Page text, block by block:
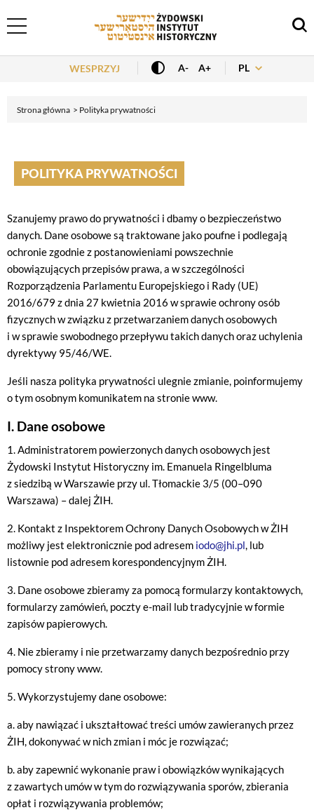
Header Menu
WESPRZYJ A- A+ PL
Strona główna Polityka prywatności
POLITYKA PRYWATNOŚCI
Szanujemy prawo do prywatności i dbamy o bezpieczeństwo
danych. Dane osobowe są traktowane jako poufne i podlegają
ochronie zgodnie z postanowieniami powszechnie
obowiązujących przepisów prawa, a w szczególności
Rozporządzenia Parlamentu Europejskiego i Rady (UE)
2016/679 z dnia 27 kwietnia 2016 w sprawie ochrony osób
fizycznych w związku z przetwarzaniem danych osobowych
i w sprawie swobodnego przepływu takich danych oraz uchylenia
dyrektywy 95/46/WE.
Jeśli nasza polityka prywatności ulegnie zmianie, poinformujemy
o tym osobnym komunikatem na stronie www.
I. Dane osobowe
1. Administratorem powierzonych danych osobowych jest
Żydowski Instytut Historyczny im. Emanuela Ringelbluma
z siedzibą w Warszawie przy ul. Tłomackie 3/5 (00–090
Warszawa) – dalej ŻIH.
2. Kontakt z Inspektorem Ochrony Danych Osobowych w ŻIH
możliwy jest elektronicznie pod adresem iodo@jhi.pl, lub
listownie pod adresem korespondencyjnym ŻIH.
3. Dane osobowe zbieramy za pomocą formularzy kontaktowych,
formularzy zamówień, poczty e-mail lub tradycyjnie w formie
zapisów papierowych.
4. Nie zbieramy i nie przetwarzamy danych bezpośrednio przy
pomocy strony www.
5. Wykorzystujemy dane osobowe:
a. aby nawiązać i ukształtować treści umów zawieranych przez
ŻIH, dokonywać w nich zmian i móc je rozwiązać;
b. aby zapewnić wykonanie praw i obowiązków wynikających
z zawartych umów w tym do rozwiązywania sporów, zbierania
opłat i rozwiązywania problemów;